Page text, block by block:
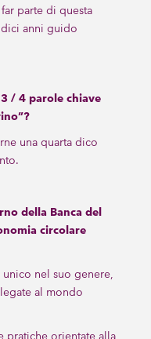
parte di questa
anni guido
/ 4 parole chiave
una quarta dico
della Banca del
circolare
unico nel suo genere,
al mondo
pratiche orientate alla